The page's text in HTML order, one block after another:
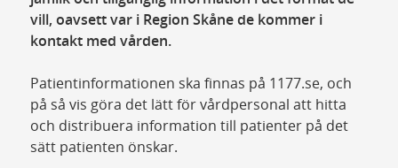
vill, oavsett var i Region Skåne de kommer i
kontakt med vården.
Patientinformationen ska finnas på 1177.se, och
på så vis göra det lätt för vårdpersonal att hitta
och distribuera information till patienter på det
sätt patienten önskar.